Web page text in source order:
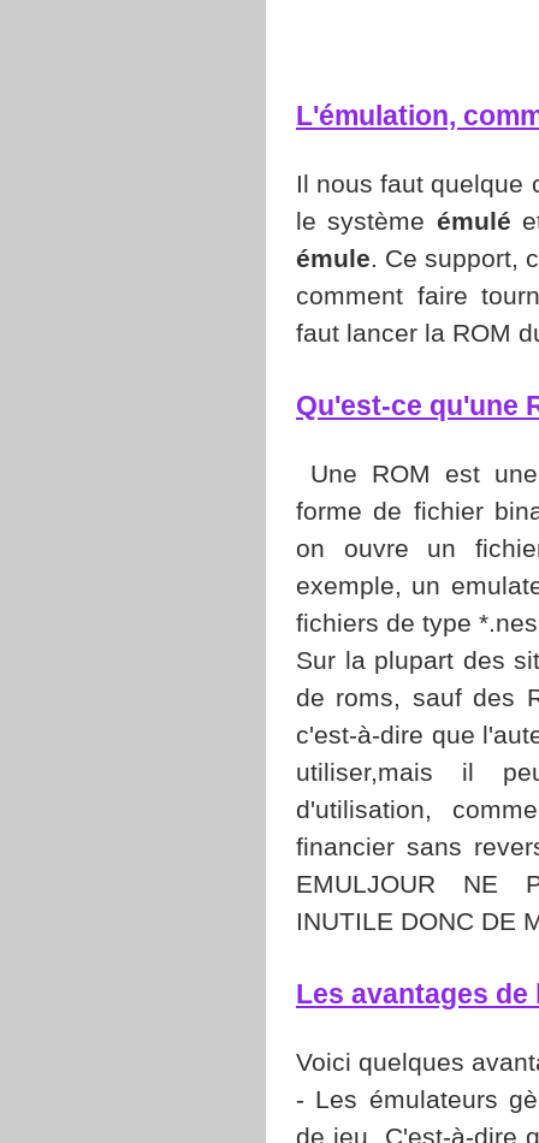
L'émulation,
Il nous faut quelque
le système émulé
émule. Ce support,
comment faire
faut lancer la ROM
Qu'est-ce qu'une
Une ROM est
forme de fichier
on ouvre un
exemple, un
fichiers de type
Sur la plupart des
de roms, sauf des
c'est-à-dire que
utiliser,mais il
d'utilisation,
financier sans
EMULJOUR NE
INUTILE DONC DE
Les avantages de
Voici quelques
- Les émulateurs
de jeu. C'est-à-dire